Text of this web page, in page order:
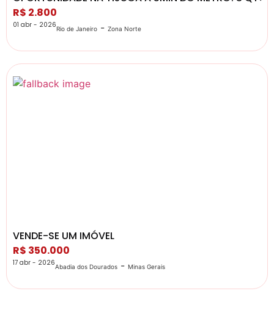
R$ 2.800
01 abr - 2026Rio de Janeiro - Zona Norte
VENDE-SE UM IMÓVEL
R$ 350.000
17 abr - 2026Abadia dos Dourados - Minas Gerais